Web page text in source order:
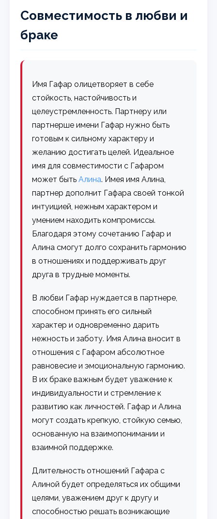
Совместимость в любви и
браке
Имя Гафар олицетворяет в себе
стойкость, настойчивость и
целеустремленность. Партнеру или
партнерше имени Гафар нужно быть
готовым к сильному характеру и
желанию достигать целей. Идеальное
имя для совместимости с Гафаром
может бытьАлина. Имея имя Алина,
партнер дополнит Гафара своей тонкой
интуицией, нежным характером и
умением находить компромиссы.
Благодаря этому сочетанию Гафар и
Алина смогут долго сохранить гармонию
в отношениях и поддерживать друг
друга в трудные моменты.
В любви Гафар нуждается в партнере,
способном принять его сильный
характер и одновременно дарить
нежность и заботу. Имя Алина вносит в
отношения с Гафаром абсолютное
равновесие и эмоциональную гармонию.
В их браке важным будет уважение к
индивидуальности и стремление к
развитию как личностей. Гафар и Алина
могут создать крепкую, стойкую семью,
основанную на взаимопонимании и
взаимной поддержке.
Длительность отношений Гафара с
Алиной будет определяться их общими
целями, уважением друг к другу и
способностью решать возникающие